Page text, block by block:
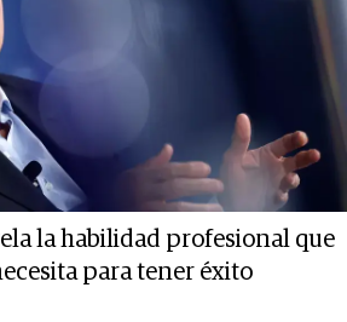
la habilidad profesional que
para tener éxito